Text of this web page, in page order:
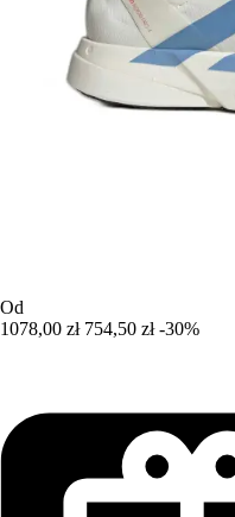
Od
1078,00 zł 754,50 zł -30%